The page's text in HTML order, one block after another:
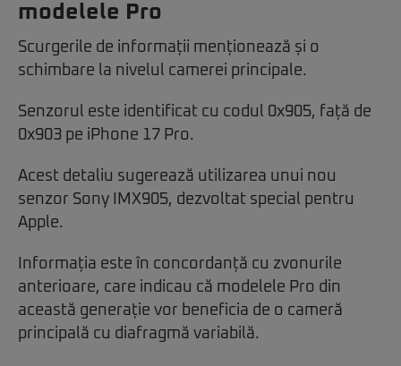
modelele Pro
Scurgerile de informații menționează și o
schimbare la nivelul camerei principale.
Senzorul este identificat cu codul 0x905, față de
0x903 pe iPhone 17 Pro.
Acest detaliu sugerează utilizarea unui nou
senzor Sony IMX905, dezvoltat special pentru
Apple.
Informația este în concordanță cu zvonurile
anterioare, care indicau că modelele Pro din
această generație vor beneficia de o cameră
principală cu diafragmă variabilă.